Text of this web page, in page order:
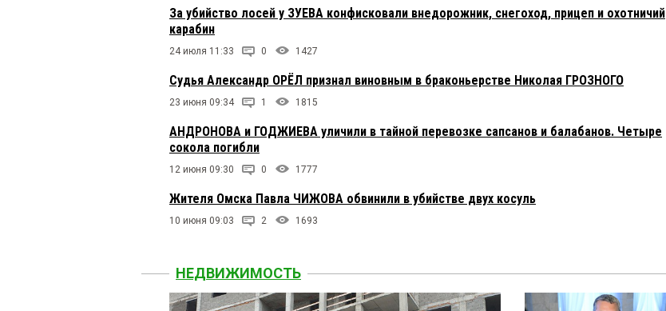
За убийство лосей у ЗУЕВА конфисковали внедорожник, снегоход, прицеп и охотничий
карабин
24 июля 11:33 0 1427
Судья Александр ОРЁЛ признал виновным в браконьерстве Николая ГРОЗНОГО
23 июня 09:34 1 1815
АНДРОНОВА и ГОДЖИЕВА уличили в тайной перевозке сапсанов и балабанов. Четыре
сокола погибли
12 июня 09:30 0 1777
Жителя Омска Павла ЧИЖОВА обвинили в убийстве двух косуль
10 июня 09:03 2 1693
НЕДВИЖИМОСТЬ